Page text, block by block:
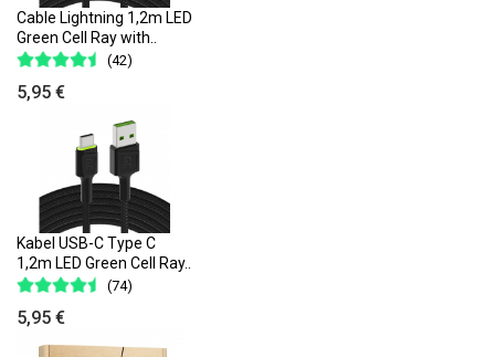
Cable Lightning 1,2m LED
Green Cell Ray with..
(42)
5,95 €
Kabel USB-C Type C
1,2m LED Green Cell Ray..
(74)
5,95 €